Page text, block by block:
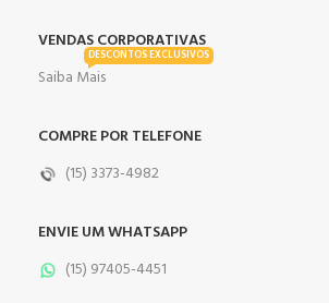
VENDAS CORPORATIVAS
Saiba Mais
DESCONTOS EXCLUSIVOS
COMPRE POR TELEFONE
(15) 3373-4982
ENVIE UM WHATSAPP
(15) 97405-4451